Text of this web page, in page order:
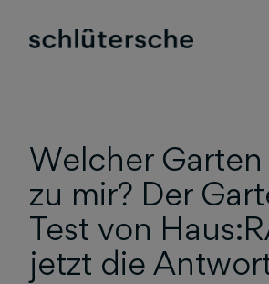
Welcher Garten
zu mir? Der
Test von
jetzt die